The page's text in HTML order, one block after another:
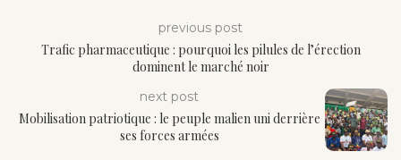
previous post
Trafic pharmaceutique : pourquoi les pilules de l’érection
dominent le marché noir
next post
Mobilisation patriotique : le peuple malien uni derrière
ses forces armées